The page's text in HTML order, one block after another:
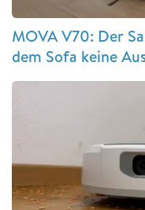
MOVA V70: Der
dem Sofa keine